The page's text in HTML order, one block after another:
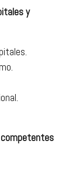
y
competentes